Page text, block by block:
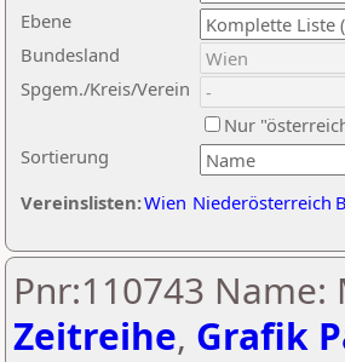
Ebene
Sortierung
Bundesland
Spgem./Kreis/Verein
Nur
Vereinslisten:Wien Niederösterreich
Pnr:110743 Name:
Zeitreihe, Grafik